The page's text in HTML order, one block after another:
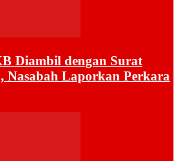
Diambil dengan Surat
Nasabah Laporkan Perkara